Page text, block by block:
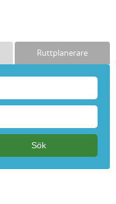
Ruttplanerare